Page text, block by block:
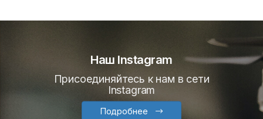
Наш Instagram
Присоединяйтесь к нам в сети
Instagram
Подробнее